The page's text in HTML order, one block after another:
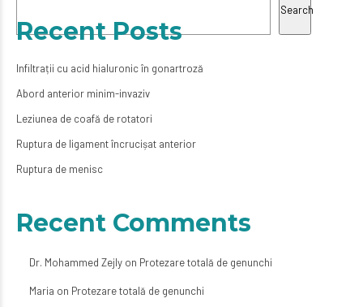
Search
Recent Posts
Infiltrații cu acid hialuronic în gonartroză
Abord anterior minim-invaziv
Leziunea de coafă de rotatori
Ruptura de ligament încrucișat anterior
Ruptura de menisc
Recent Comments
Dr. Mohammed Zejlyon Protezare totală de genunchi
Maria on Protezare totală de genunchi